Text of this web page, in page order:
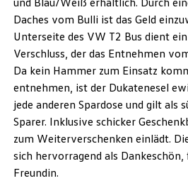
Daches vom Bulli ist das Geld
Unterseite des VW T2 Bus dient
Verschluss, der das Entnehmen
Da kein Hammer zum Einsatz
entnehmen, ist der Dukatenesel
jede anderen Spardose und gilt als
Sparer. Inklusive schicker
zum Weiterverschenken einlädt.
sich hervorragend als Dankeschön,
Freundin.